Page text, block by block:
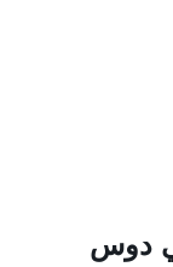
دوس